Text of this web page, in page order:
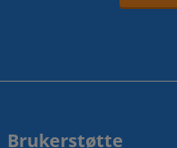
Brukerstøtte